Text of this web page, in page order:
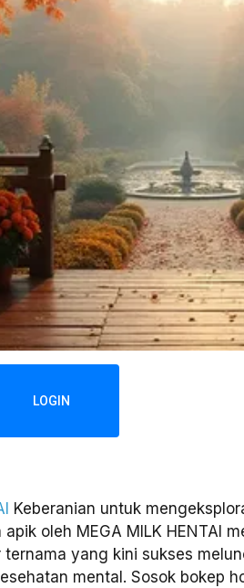
LOGIN
Keberanian untuk
oleh MEGA MILK HENTAI
yang kini sukses
mental. Sosok bokep